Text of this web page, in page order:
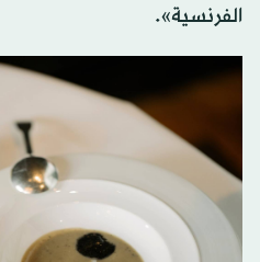
الفرنسية».